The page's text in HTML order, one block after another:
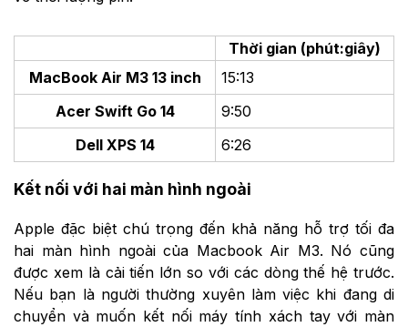
Thời gian (phút:giây)
MacBook Air M3 13 inch
15:13
Acer Swift Go 14
9:50
Dell XPS 14
6:26
Kết nối với hai màn hình ngoài
Apple đặc biệt chú trọng đến khả năng hỗ trợ tối đa
hai màn hình ngoài của Macbook Air M3. Nó cũng
được xem là cải tiến lớn so với các dòng thế hệ trước.
Nếu bạn là người thường xuyên làm việc khi đang di
chuyển và muốn kết nối máy tính xách tay với màn